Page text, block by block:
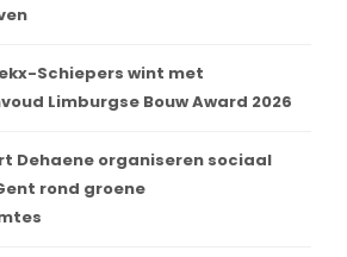
Schiepers wint met
Limburgse Bouw Award 2026
Dehaene organiseren sociaal
rond groene